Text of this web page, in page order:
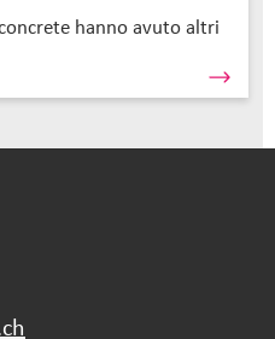
hanno avuto altri
ch